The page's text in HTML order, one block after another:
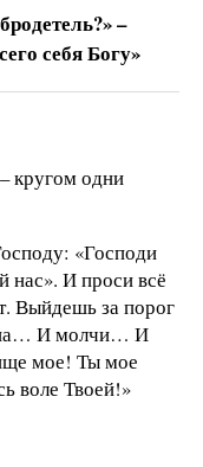
–
себя Богу»
кругом одни
«Господи
И проси всё
Выйдешь за порог
И молчи… И
мое! Ты мое
воле Твоей!»